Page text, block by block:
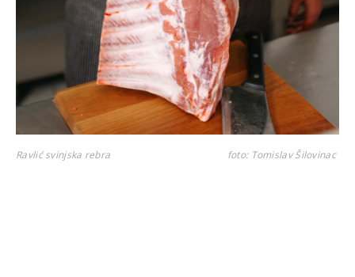
Ravlić svinjska rebra foto: Tomislav Šilovinac